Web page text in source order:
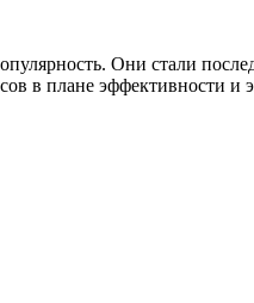
Они стали
в плане эффективности и